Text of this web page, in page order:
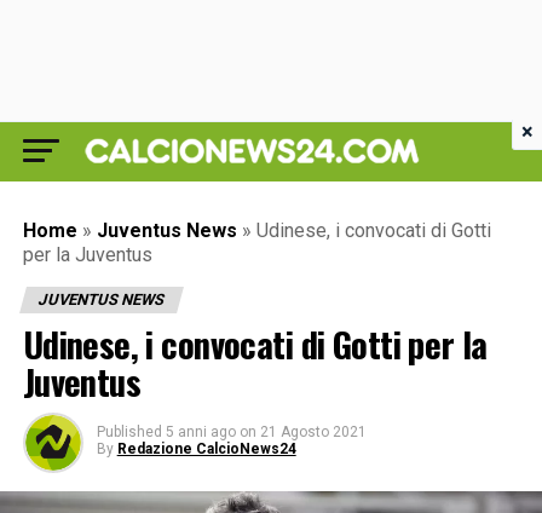
Home » Juventus News » Udinese, i convocati di Gotti
per la Juventus
JUVENTUS NEWS
Udinese, i convocati di Gotti per la
Juventus
Published 5 anni ago on 21 Agosto 2021
By Redazione CalcioNews24
×